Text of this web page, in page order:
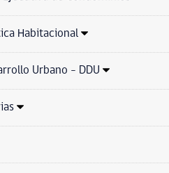
Habitacional
Urbano - DDU